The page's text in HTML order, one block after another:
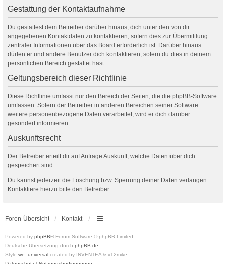
Gestattung der Kontaktaufnahme
Du gestattest dem Betreiber darüber hinaus, dich unter den von dir
angegebenen Kontaktdaten zu kontaktieren, sofern dies zur Übermittlung
zentraler Informationen über das Board erforderlich ist. Darüber hinaus
dürfen er und andere Benutzer dich kontaktieren, sofern du dies in deinem
persönlichen Bereich gestattet hast.
Geltungsbereich dieser Richtlinie
Diese Richtlinie umfasst nur den Bereich der Seiten, die die phpBB-Software
umfassen. Sofern der Betreiber in anderen Bereichen seiner Software
weitere personenbezogene Daten verarbeitet, wird er dich darüber
gesondert informieren.
Auskunftsrecht
Der Betreiber erteilt dir auf Anfrage Auskunft, welche Daten über dich
gespeichert sind.
Du kannst jederzeit die Löschung bzw. Sperrung deiner Daten verlangen.
Kontaktiere hierzu bitte den Betreiber.
Foren-Übersicht Kontakt
Powered by phpBB® Forum Software © phpBB Limited
Deutsche Übersetzung durch phpBB.de
Style we_universal created by INVENTEA & v12mike